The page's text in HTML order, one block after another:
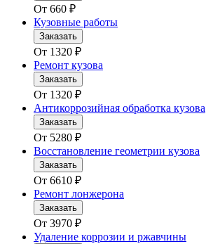
От 660 ₽
Кузовные работы
Заказать
От 1320 ₽
Ремонт кузова
Заказать
От 1320 ₽
Антикоррозийная обработка кузова
Заказать
От 5280 ₽
Восстановление геометрии кузова
Заказать
От 6610 ₽
Ремонт лонжерона
Заказать
От 3970 ₽
Удаление коррозии и ржавчины